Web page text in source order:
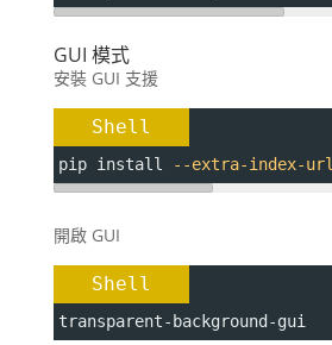
GUI 模式
安裝 GUI 支援
Shell
pip install --extra-index-url
開啟 GUI
Shell
transparent-background-gui